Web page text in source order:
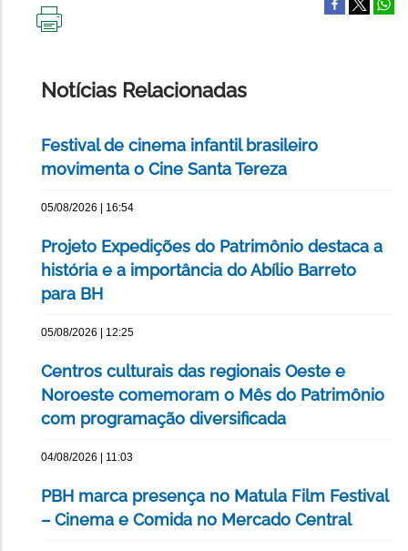
Notícias Relacionadas
Festival de cinema infantil brasileiro
movimenta o Cine Santa Tereza
05/08/2026 | 16:54
Projeto Expedições do Patrimônio destaca a
história e a importância do Abílio Barreto
para BH
05/08/2026 | 12:25
Centros culturais das regionais Oeste e
Noroeste comemoram o Mês do Patrimônio
com programação diversificada
04/08/2026 | 11:03
PBH marca presença no Matula Film Festival
– Cinema e Comida no Mercado Central